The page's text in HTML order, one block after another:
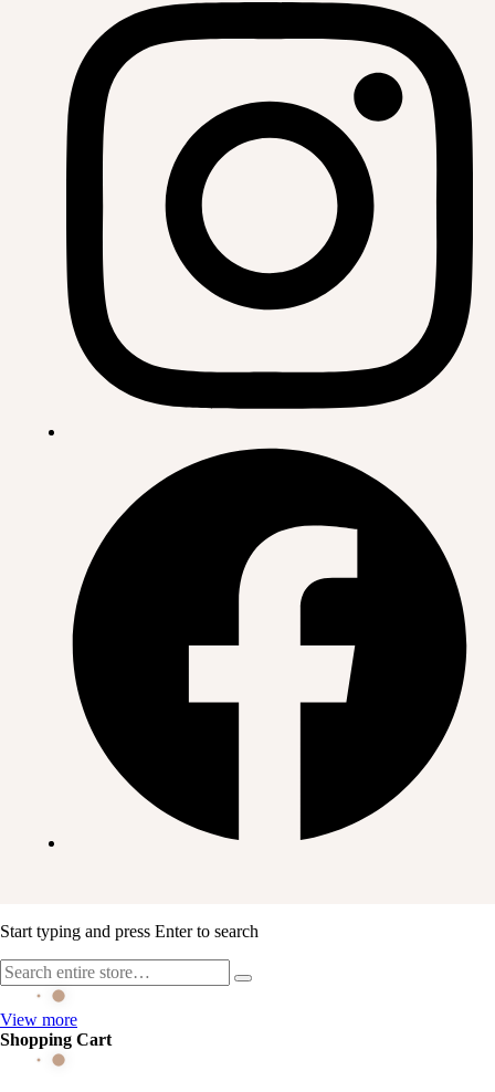
Start typing and press Enter to search
View more
Shopping Cart